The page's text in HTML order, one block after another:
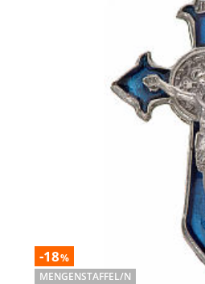
-18%
MENGENSTAFFEL/N